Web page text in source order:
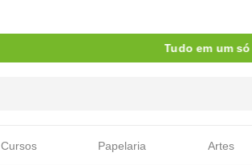
Tudo em um
Cursos Papelaria Artes